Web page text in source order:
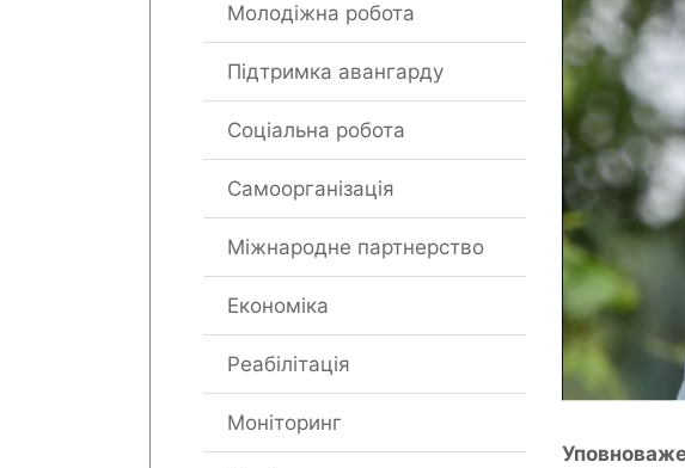
Молодіжна робота
Підтримка авангарду
Соціальна робота
Самоорганізація
Міжнародне партнерство
Економіка
Реабілітація
Моніторинг